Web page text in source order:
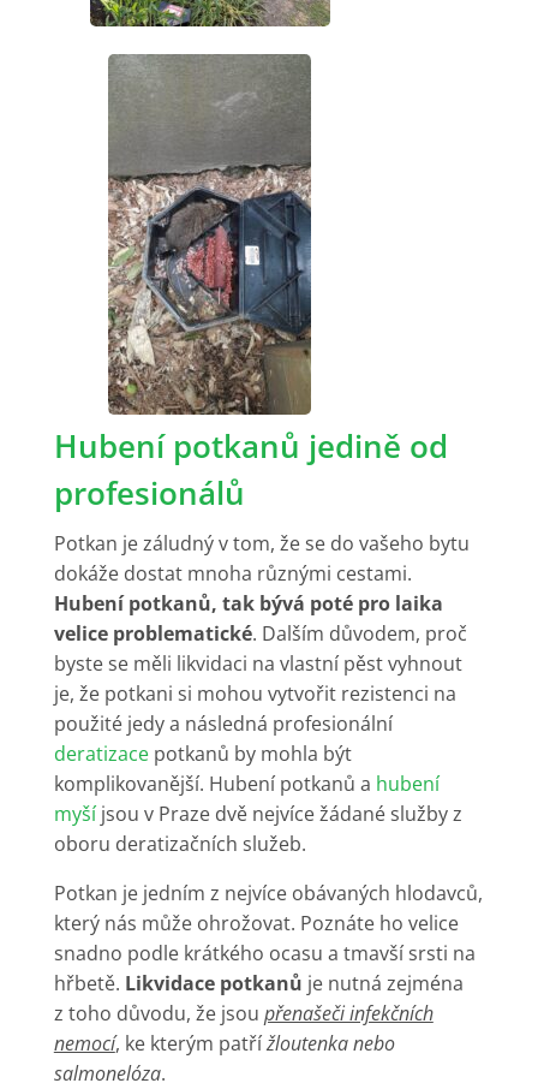
Hubení potkanů jedině od
profesionálů
Potkan je záludný v tom, že se do vašeho bytu
dokáže dostat mnoha různými cestami.
Hubení potkanů, tak bývá poté pro laika
velice problematické. Dalším důvodem, proč
byste se měli likvidaci na vlastní pěst vyhnout
je, že potkani si mohou vytvořit rezistenci na
použité jedy a následná profesionální
deratizacepotkanů by mohla být
komplikovanější. Hubení potkanů a hubení
myšíjsou v Praze dvě nejvíce žádané služby z
oboru deratizačních služeb.
Potkan je jedním z nejvíce obávaných hlodavců,
který nás může ohrožovat. Poznáte ho velice
snadno podle krátkého ocasu a tmavší srsti na
hřbetě. Likvidace potkanů je nutná zejména
z toho důvodu, že jsou přenašeči infekčních
nemocí, ke kterým patřížloutenka nebo
salmonelóza.